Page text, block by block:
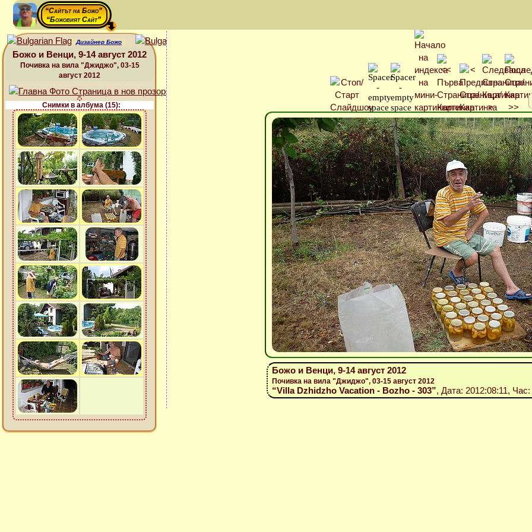
“Сайтът на Божо”
“Божовият Сайт”
Дизайнер Божо
Божо и Венци, 9-14 август 2012
Почивка на вила "Джиджо", 03-15
август 2012
Снимки в албума (15):
Божо и Венци, 9-14 август 2012
Почивка на вила "Джиджо", 03-15 август 2012
“Villa Dzhidzho Vacation - Bozho - 303”, Дата: 2012:08:11,